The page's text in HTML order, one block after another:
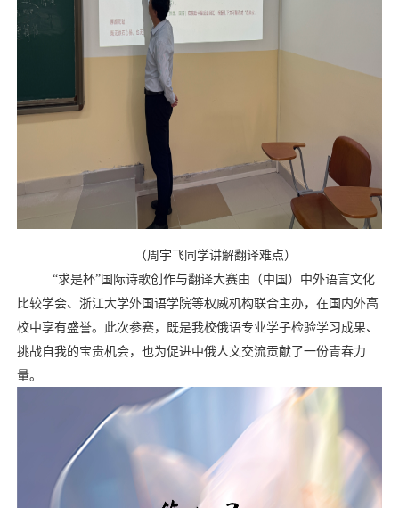
（周宇飞同学讲解翻译难点）
“求是杯”国际诗歌创作与翻译大赛由（中国）中外语言文化
比较学会、浙江大学外国语学院等权威机构联合主办，在国内外高
校中享有盛誉。此次参赛，既是我校俄语专业学子检验学习成果、
挑战自我的宝贵机会，也为促进中俄人文交流贡献了一份青春力
量。